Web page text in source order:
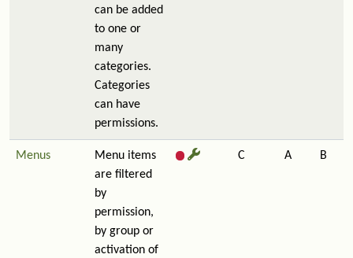
can be added
to one or
many
categories.
Categories
can have
permissions.
Menus
Menu items
are filtered
by
permission,
by group or
activation of
C A B